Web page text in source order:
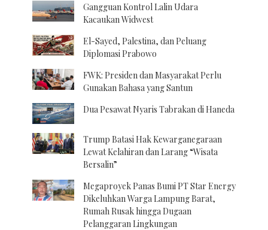
Gangguan Kontrol Lalin Udara
Kacaukan Widwest
El-Sayed, Palestina, dan Peluang
Diplomasi Prabowo
FWK: Presiden dan Masyarakat Perlu
Gunakan Bahasa yang Santun
Dua Pesawat Nyaris Tabrakan di Haneda
Trump Batasi Hak Kewarganegaraan
Lewat Kelahiran dan Larang “Wisata
Bersalin”
Megaproyek Panas Bumi PT Star Energy
Dikeluhkan Warga Lampung Barat,
Rumah Rusak hingga Dugaan
Pelanggaran Lingkungan